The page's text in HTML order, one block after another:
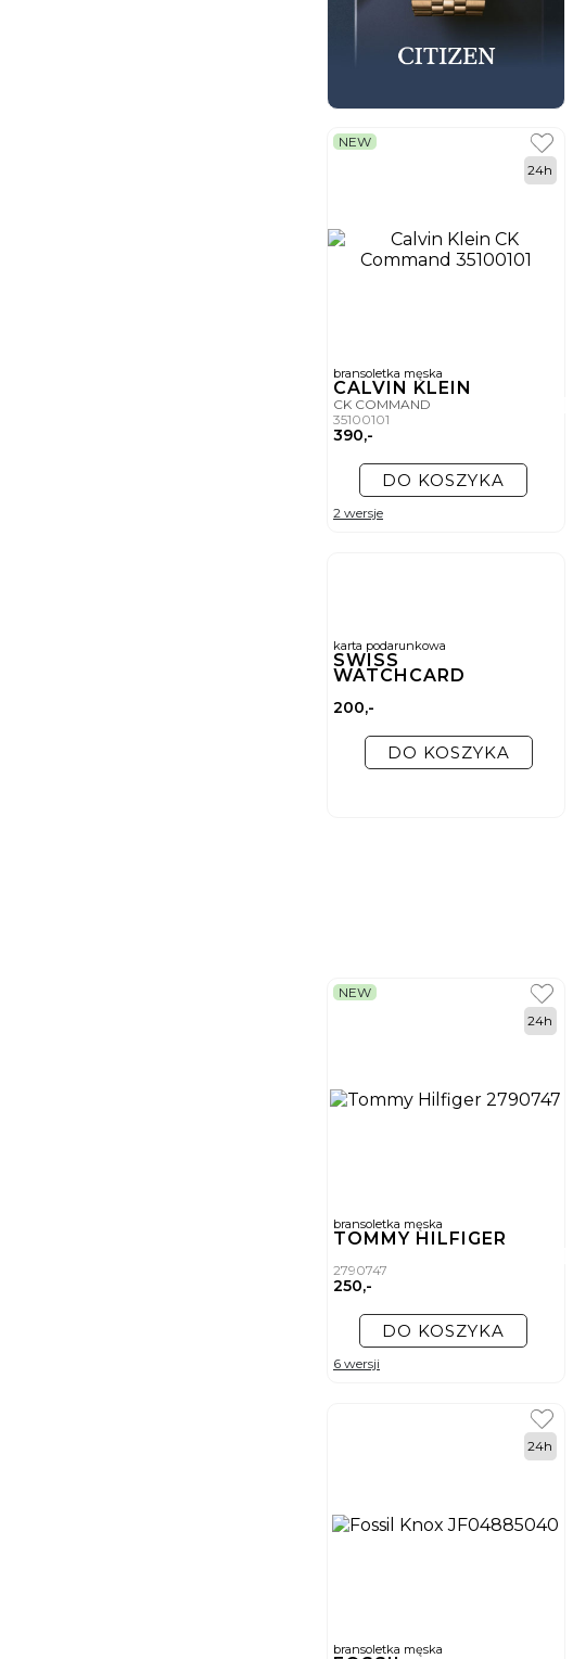
bransoletka męska
CALVIN KLEIN
CK COMMAND
35100101
390,-
NEW
24h
DO KOSZYKA
2 wersje
karta podarunkowa
SWISS
WATCHCARD
200,-
DO KOSZYKA
bransoletka męska
TOMMY HILFIGER
2790747
250,-
NEW
24h
DO KOSZYKA
6 wersji
bransoletka męska
24h